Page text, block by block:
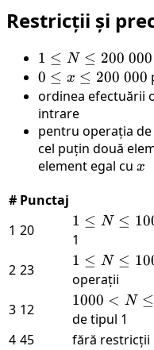
Restricții și
1 \le
N
\le
200\
000
1 ≤ N ≤ 200 000
0 \le
x \le
200\
000
0 ≤ x ≤ 200 000
ordinea efectuării
intrare
pentru operația
cel puțin două
element egal cu x
x
# Punctaj
1 20
1 \le
N
\le
1000
1 ≤ N ≤
1
2 23
1 \le
N
\le
1000
1 ≤ N ≤
operații
3 12
1000
< N
\le
1000 < N ≤
de tipul 1
4 45 fără restricții